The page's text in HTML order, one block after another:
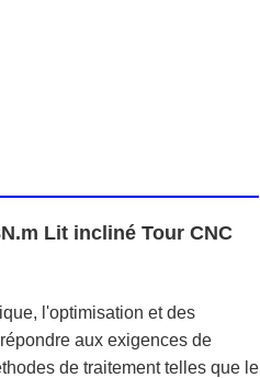
Lit incliné Tour CNC
l'optimisation et des
aux exigences de
de traitement telles que le